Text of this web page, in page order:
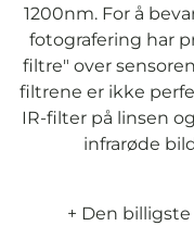
1200nm. For å
fotografering har
filtre" over
filtrene er ikke
IR-filter på linsen
infrarøde
+ Den